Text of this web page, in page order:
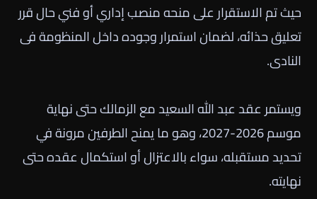
حيث تم الاستقرار على منحه منصب إداري أو فني حال قرر
تعليق حذائه، لضمان استمرار وجوده داخل المنظومة فى
النادى.
ويستمر عقد عبد الله السعيد مع الزمالك حتى نهاية
موسم 2026-2027، وهو ما يمنح الطرفين مرونة في
تحديد مستقبله، سواء بالاعتزال أو استكمال عقده حتى
نهايته.